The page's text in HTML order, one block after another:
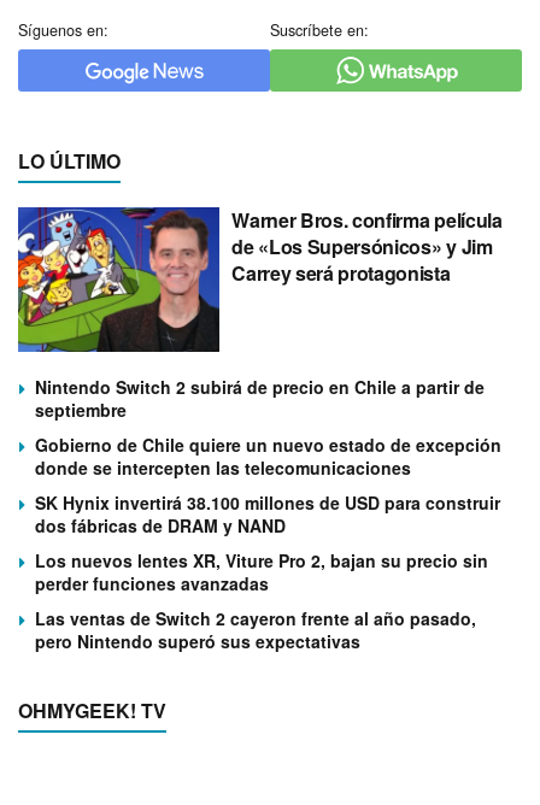
Síguenos en: Suscríbete en:
LO ÚLTIMO
Warner Bros. confirma película
de «Los Supersónicos» y Jim
Carrey será protagonista
Nintendo Switch 2 subirá de precio en Chile a partir de
septiembre
Gobierno de Chile quiere un nuevo estado de excepción
donde se intercepten las telecomunicaciones
SK Hynix invertirá 38.100 millones de USD para construir
dos fábricas de DRAM y NAND
Los nuevos lentes XR, Viture Pro 2, bajan su precio sin
perder funciones avanzadas
Las ventas de Switch 2 cayeron frente al año pasado,
pero Nintendo superó sus expectativas
OHMYGEEK! TV